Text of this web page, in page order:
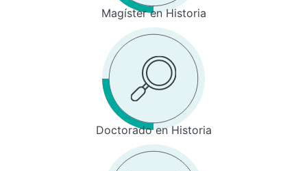
Magíster en Historia
Doctorado en Historia